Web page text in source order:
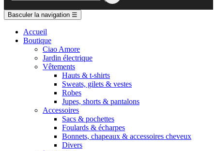
Basculer la navigation ☰
Accueil
Boutique
Ciao Amore
Jardin électrique
Vêtements
Hauts & t-shirts
Sweats, gilets & vestes
Robes
Jupes, shorts & pantalons
Accessoires
Sacs & pochettes
Foulards & écharpes
Bonnets, chapeaux & accessoires cheveux
Divers